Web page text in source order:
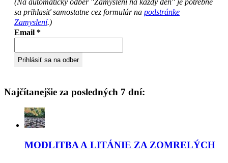
sa prihlasiť samostatne cez formulár na podstránke
Zamyslení.)
Email *
Najčítanejšie za posledných 7 dní:
MODLITBA A LITÁNIE ZA ZOMRELÝCH